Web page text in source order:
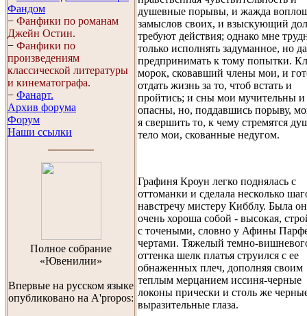
Фандом
− Фанфики по романам
Джейн Остин.
− Фанфики по
произведениям
классической литературы
и кинематографа.
− Фанарт.
Архив форума
Форум
Наши ссылки
Полноe собраниe
«Ювенилии»
Впервые на русском языке
опубликовано на A'propos:
душевные порывы, и жажда
замыслов своих, и взыскующий
требуют действия; однако мне
только исполнять задуманное, но
предпринимать к тому попытки.
морок, сковавший члены мои, и
отдать жизнь за то, чтоб встать и
пройтись; и сны мои мучительны и
опасны, но, поддавшись порыву,
я свершить то, к чему стремятся
тело мои, скованные недугом.
Графиня Кроун легко поднялась с
оттоманки и сделала несколько
навстречу мистеру Кибблу. Была
очень хороша собой - высокая,
с точеными, словно у Афины
чертами. Тяжелый темно-
оттенка шелк платья струился с ее
обнаженных плеч, дополняя своим
теплым мерцанием иссиня-черные
локоны прически и столь же
выразительные глаза.